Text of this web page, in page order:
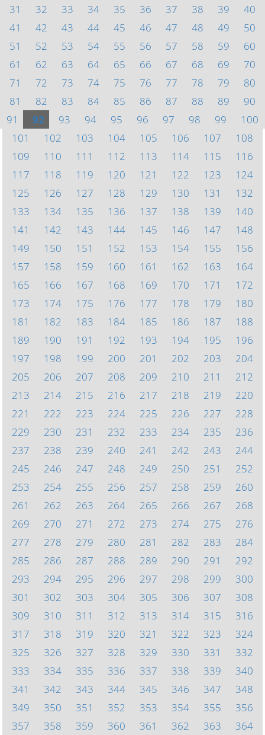
31
32 33 34 35 36 37 38 39
40
41
42 43 44 45 46 47 48 49
50
51
52 53 54 55 56 57 58 59
60
61
62 63 64 65 66 67 68 69
70
71
72 73 74 75 76 77 78 79
80
81
82 83 84 85 86 87 88 89
90
91
92 93 94 95 96 97 98 99
100
101
102 103 104 105 106 107
108
109
110 111 112 113 114 115
116
117
118 119 120 121 122 123
124
125
126 127 128 129 130 131
132
133
134 135 136 137 138 139
140
141
142 143 144 145 146 147
148
149
150 151 152 153 154 155
156
157
158 159 160 161 162 163
164
165
166 167 168 169 170 171
172
173
174 175 176 177 178 179
180
181
182 183 184 185 186 187
188
189
190 191 192 193 194 195
196
197
198 199 200 201 202 203
204
205
206 207 208 209 210 211
212
213
214 215 216 217 218 219
220
221
222 223 224 225 226 227
228
229
230 231 232 233 234 235
236
237
238 239 240 241 242 243
244
245
246 247 248 249 250 251
252
253
254 255 256 257 258 259
260
261
262 263 264 265 266 267
268
269
270 271 272 273 274 275
276
277
278 279 280 281 282 283
284
285
286 287 288 289 290 291
292
293
294 295 296 297 298 299
300
301
302 303 304 305 306 307
308
309
310 311 312 313 314 315
316
317
318 319 320 321 322 323
324
325
326 327 328 329 330 331
332
333
334 335 336 337 338 339
340
341
342 343 344 345 346 347
348
349
350 351 352 353 354 355
356
357
358 359 360 361 362 363 364